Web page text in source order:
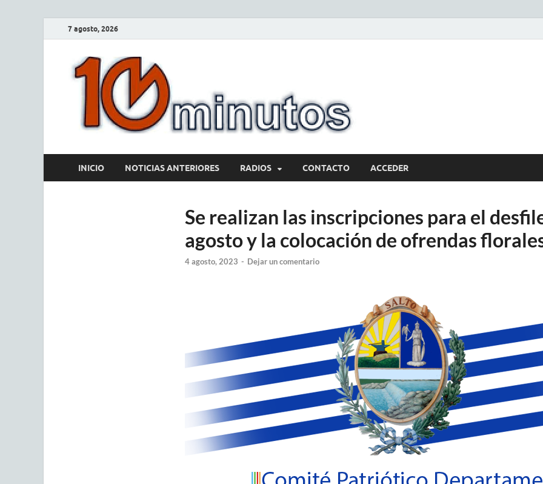
7 agosto, 2026
INICIO NOTICIAS ANTERIORES RADIOS CONTACTO ACCEDER
Se realizan las inscripciones para el
agosto y la colocación de ofrendas
4 agosto, 2023 - Dejar un comentario